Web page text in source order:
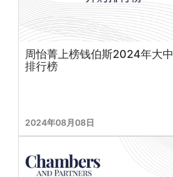
周怡菁上榜钱伯斯2024年大
排行榜
2024年08月08日